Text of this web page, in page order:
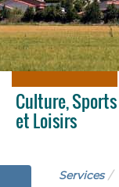
Culture, Sports
et Loisirs
Services